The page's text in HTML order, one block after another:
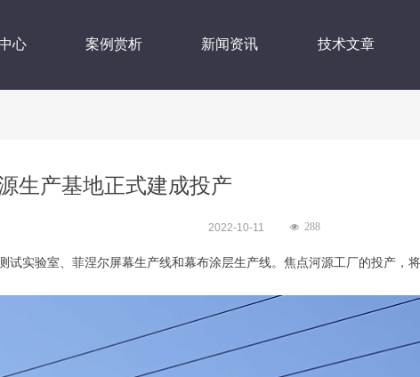
心 案例赏析 新闻资讯 技术文章
验室、菲涅尔屏幕生产线和幕布涂层生产线。焦点河源工厂的投产，
生产基地正式建成投产
2022-10-11 넶 288